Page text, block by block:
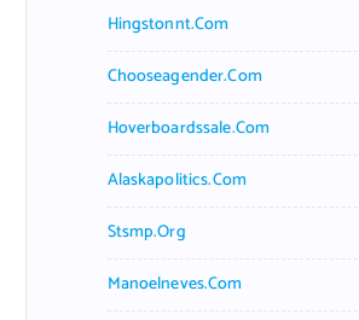
Hingstonnt.com
Chooseagender.com
Hoverboardssale.com
Alaskapolitics.com
Stsmp.org
Manoelneves.com